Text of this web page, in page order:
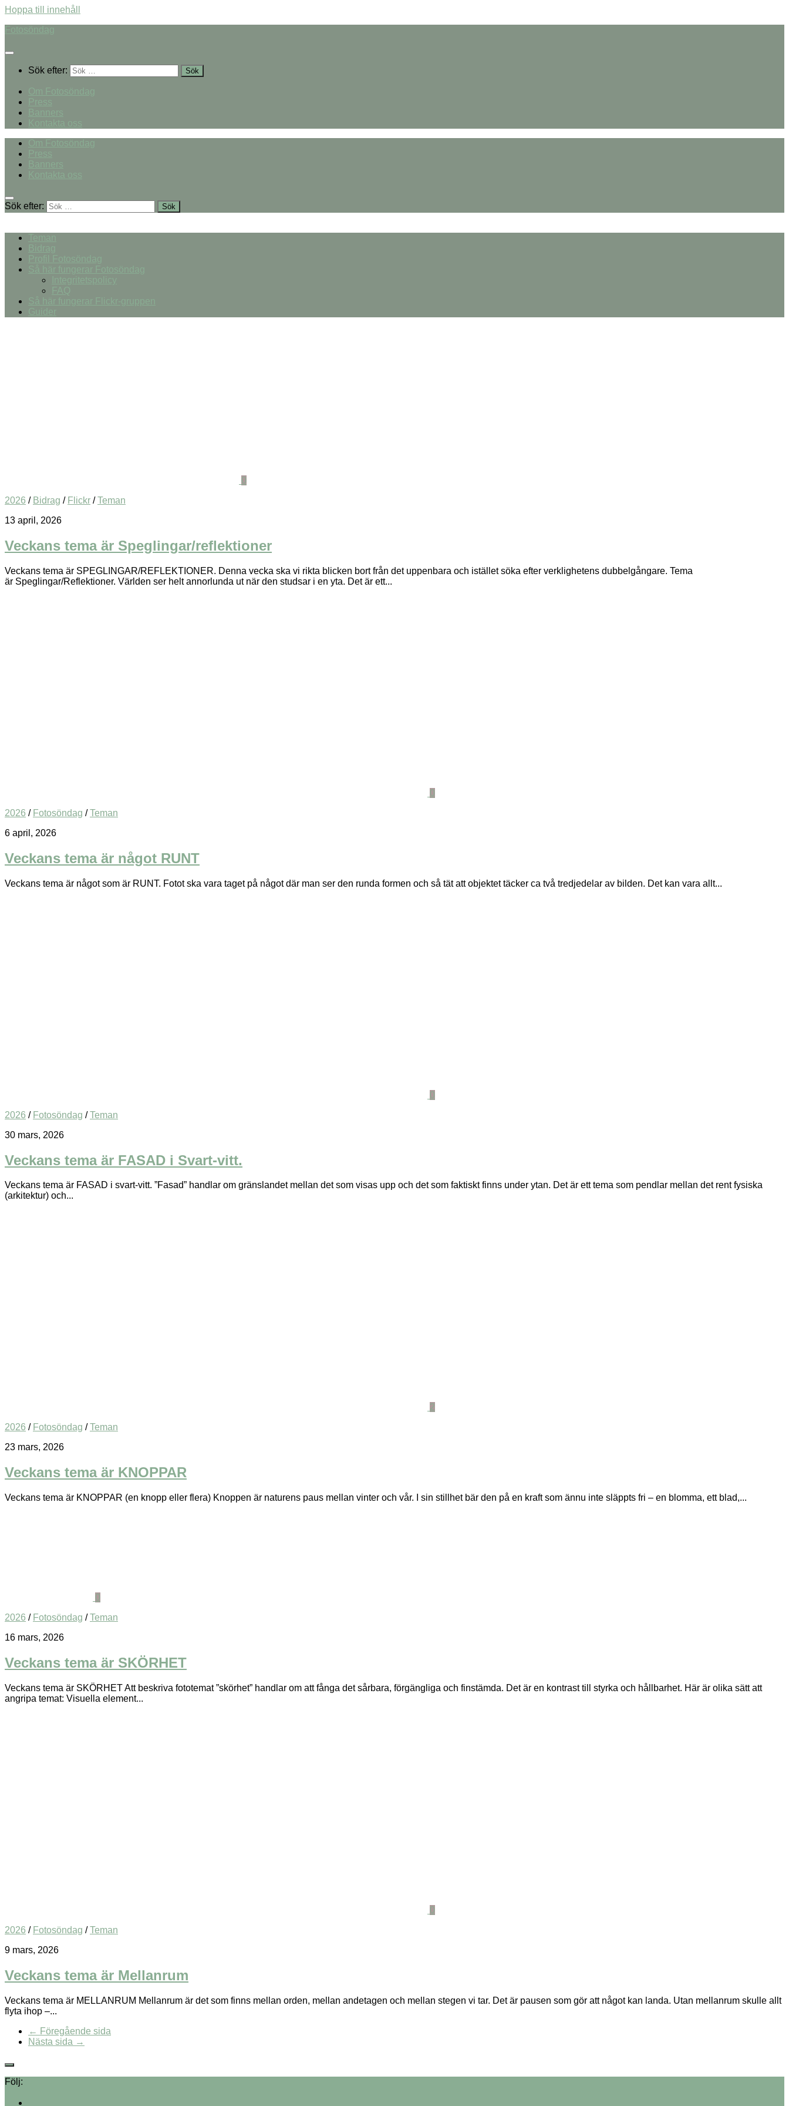
Hoppa till innehåll
Fotosöndag
Sök efter:
Om Fotosöndag
Press
Banners
Kontakta oss
Om Fotosöndag
Press
Banners
Kontakta oss
Sök efter:
Teman
Bidrag
Profil Fotosöndag
Så här fungerar Fotosöndag
Integritetspolicy
FAQ
Så här fungerar Flickr-gruppen
Guider
0
2026 / Bidrag / Flickr /Teman
13 april, 2026
Veckans tema är Speglingar/reflektioner
Veckans tema är SPEGLINGAR/REFLEKTIONER. Denna vecka ska vi rikta blicken bort från det uppenbara och istället söka efter verklighetens dubbelgångare. Tema
är Speglingar/Reflektioner. Världen ser helt annorlunda ut när den studsar i en yta. Det är ett...
0
2026 / Fotosöndag /Teman
6 april, 2026
Veckans tema är något RUNT
Veckans tema är något som är RUNT. Fotot ska vara taget på något där man ser den runda formen och så tät att objektet täcker ca två tredjedelar av bilden. Det kan vara allt...
0
2026 / Fotosöndag /Teman
30 mars, 2026
Veckans tema är FASAD i Svart-vitt.
Veckans tema är FASAD i svart-vitt. ”Fasad” handlar om gränslandet mellan det som visas upp och det som faktiskt finns under ytan. Det är ett tema som pendlar mellan det rent fysiska
(arkitektur) och...
2
2026 / Fotosöndag /Teman
23 mars, 2026
Veckans tema är KNOPPAR
Veckans tema är KNOPPAR (en knopp eller flera) Knoppen är naturens paus mellan vinter och vår. I sin stillhet bär den på en kraft som ännu inte släppts fri – en blomma, ett blad,...
0
2026 / Fotosöndag /Teman
16 mars, 2026
Veckans tema är SKÖRHET
Veckans tema är SKÖRHET Att beskriva fototemat ”skörhet” handlar om att fånga det sårbara, förgängliga och finstämda. Det är en kontrast till styrka och hållbarhet. Här är olika sätt att
angripa temat: Visuella element...
0
2026 / Fotosöndag /Teman
9 mars, 2026
Veckans tema är Mellanrum
Veckans tema är MELLANRUM Mellanrum är det som finns mellan orden, mellan andetagen och mellan stegen vi tar. Det är pausen som gör att något kan landa. Utan mellanrum skulle allt
flyta ihop –...
← Föregående sida
Nästa sida →
Följ: